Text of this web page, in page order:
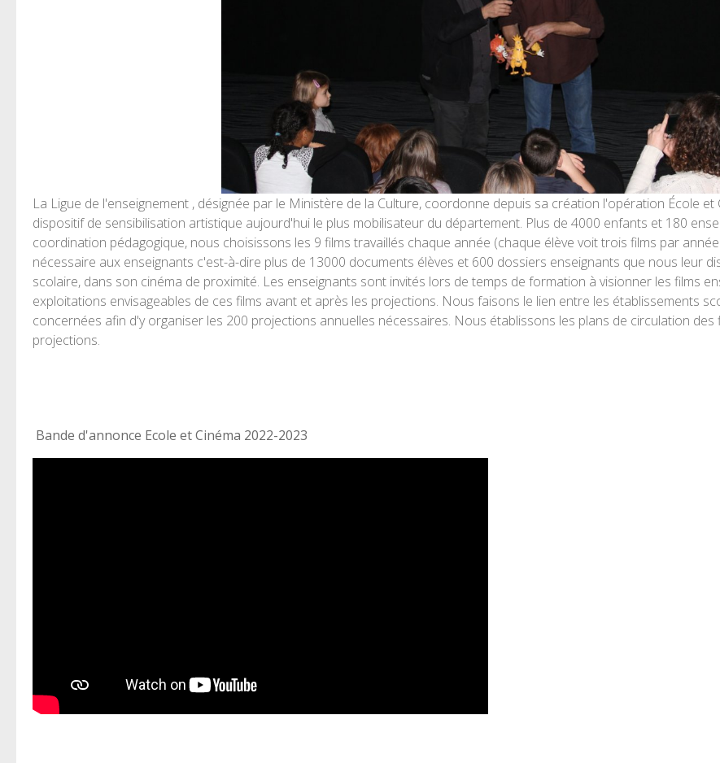
La Ligue de l'enseignement , désignée par le Ministère de la Culture, coordonne depuis sa création l'opération École
dispositif de sensibilisation artistique aujourd'hui le plus mobilisateur du département. Plus de 4000 enfants et 180
coordination pédagogique, nous choisissons les 9 films travaillés chaque année (chaque élève voit trois films par
nécessaire aux enseignants c'est-à-dire plus de 13000 documents élèves et 600 dossiers enseignants que nous leur
scolaire, dans son cinéma de proximité. Les enseignants sont invités lors de temps de formation à visionner les films
exploitations envisageables de ces films avant et après les projections. Nous faisons le lien entre les établissements
concernées afin d'y organiser les 200 projections annuelles nécessaires. Nous établissons les plans de circulation
projections.
Bande d'annonce Ecole et Cinéma 2022-2023